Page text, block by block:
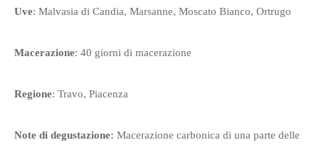
Uve: Malvasia di Candia, Marsanne, Moscato Bianco, Ortrugo
Macerazione: 40 giorni di macerazione
Regione: Travo, Piacenza
Note di degustazione: Macerazione carbonica di una parte delle